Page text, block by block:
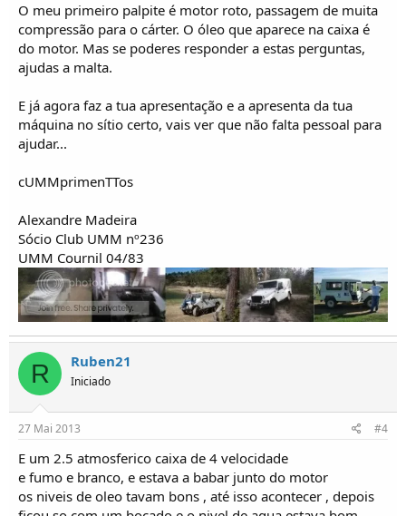
O meu primeiro palpite é motor roto, passagem de muita
compressão para o cárter. O óleo que aparece na caixa é
do motor. Mas se poderes responder a estas perguntas,
ajudas a malta.
E já agora faz a tua apresentação e a apresenta da tua
máquina no sítio certo, vais ver que não falta pessoal para
ajudar...
cUMMprimenTTos
Alexandre Madeira
Sócio Club UMM nº236
UMM Cournil 04/83
R Ruben21
Iniciado
27 Mai 2013 #4
E um 2.5 atmosferico caixa de 4 velocidade
e fumo e branco, e estava a babar junto do motor
os niveis de oleo tavam bons , até isso acontecer , depois